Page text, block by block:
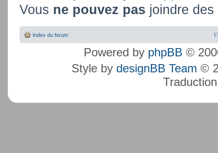
Vous ne pouvez pas joindre
Index du forum
Powered by phpBB ©
Style by designBB Team ©